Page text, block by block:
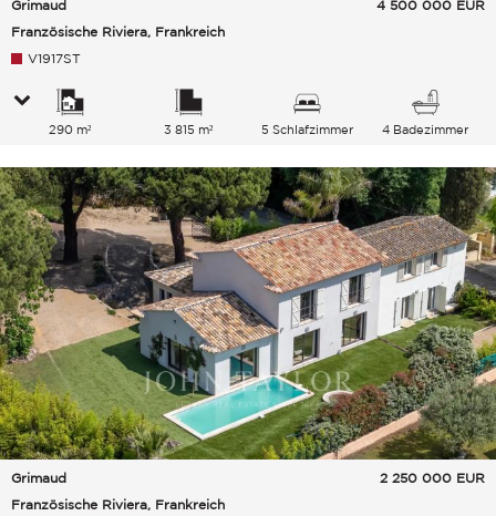
Grimaud
Französische Riviera, Frankreich
4 500 000 EUR
V1917ST
290 m² 3 815 m² 5 Schlafzimmer 4 Badezimmer
Grimaud
Französische Riviera, Frankreich
2 250 000 EUR